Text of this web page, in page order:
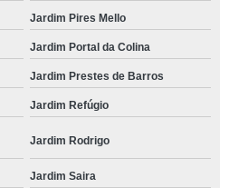
Jardim Pires Mello
Jardim Portal da Colina
Jardim Prestes de Barros
Jardim Refúgio
Jardim Rodrigo
Jardim Saira